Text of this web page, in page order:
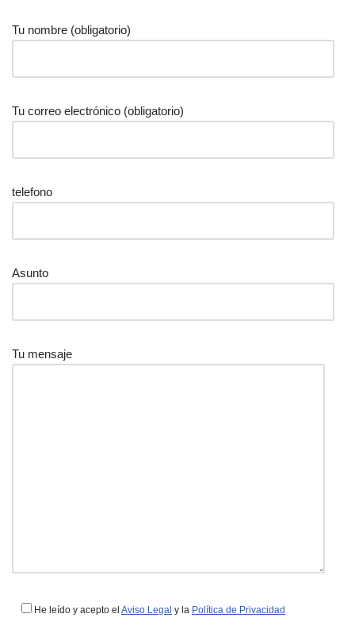
Tu nombre (obligatorio)
Tu correo electrónico (obligatorio)
telefono
Asunto
Tu mensaje
He leído y acepto el Aviso Legal y la Política de Privacidad